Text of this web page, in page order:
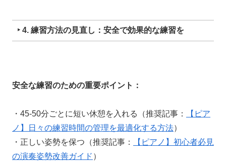
‣ 4. 練習方法の見直し：安全で効果的な練習を
安全な練習のための重要ポイント：
・45-50分ごとに短い休憩を入れる（推奨記事：
【ピア
ノ】日々の練習時間の管理を最適化する方法）
・正しい姿勢を保つ（推奨記事：
【ピアノ】初心者必見
の演奏姿勢改善ガイド ）